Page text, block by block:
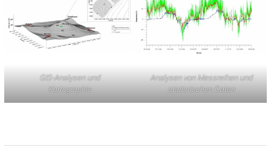
GIS-Analysen und
Kartographie
Analysen von Messreihen und
statistischen Daten